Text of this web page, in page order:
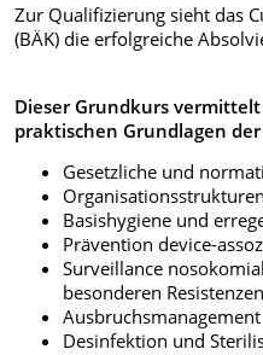
Zur Qualifizierung sieht das
(BÄK) die erfolgreiche
Dieser Grundkurs
praktischen Grundlagen
Gesetzliche und
Basishygiene und
Prävention device-
Surveillance
besonderen Resistenzen
Ausbruchsmanagement
Desinfektion und